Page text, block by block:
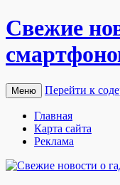
Свежие
Меню Перейти к
Главная
Карта сайта
Реклама